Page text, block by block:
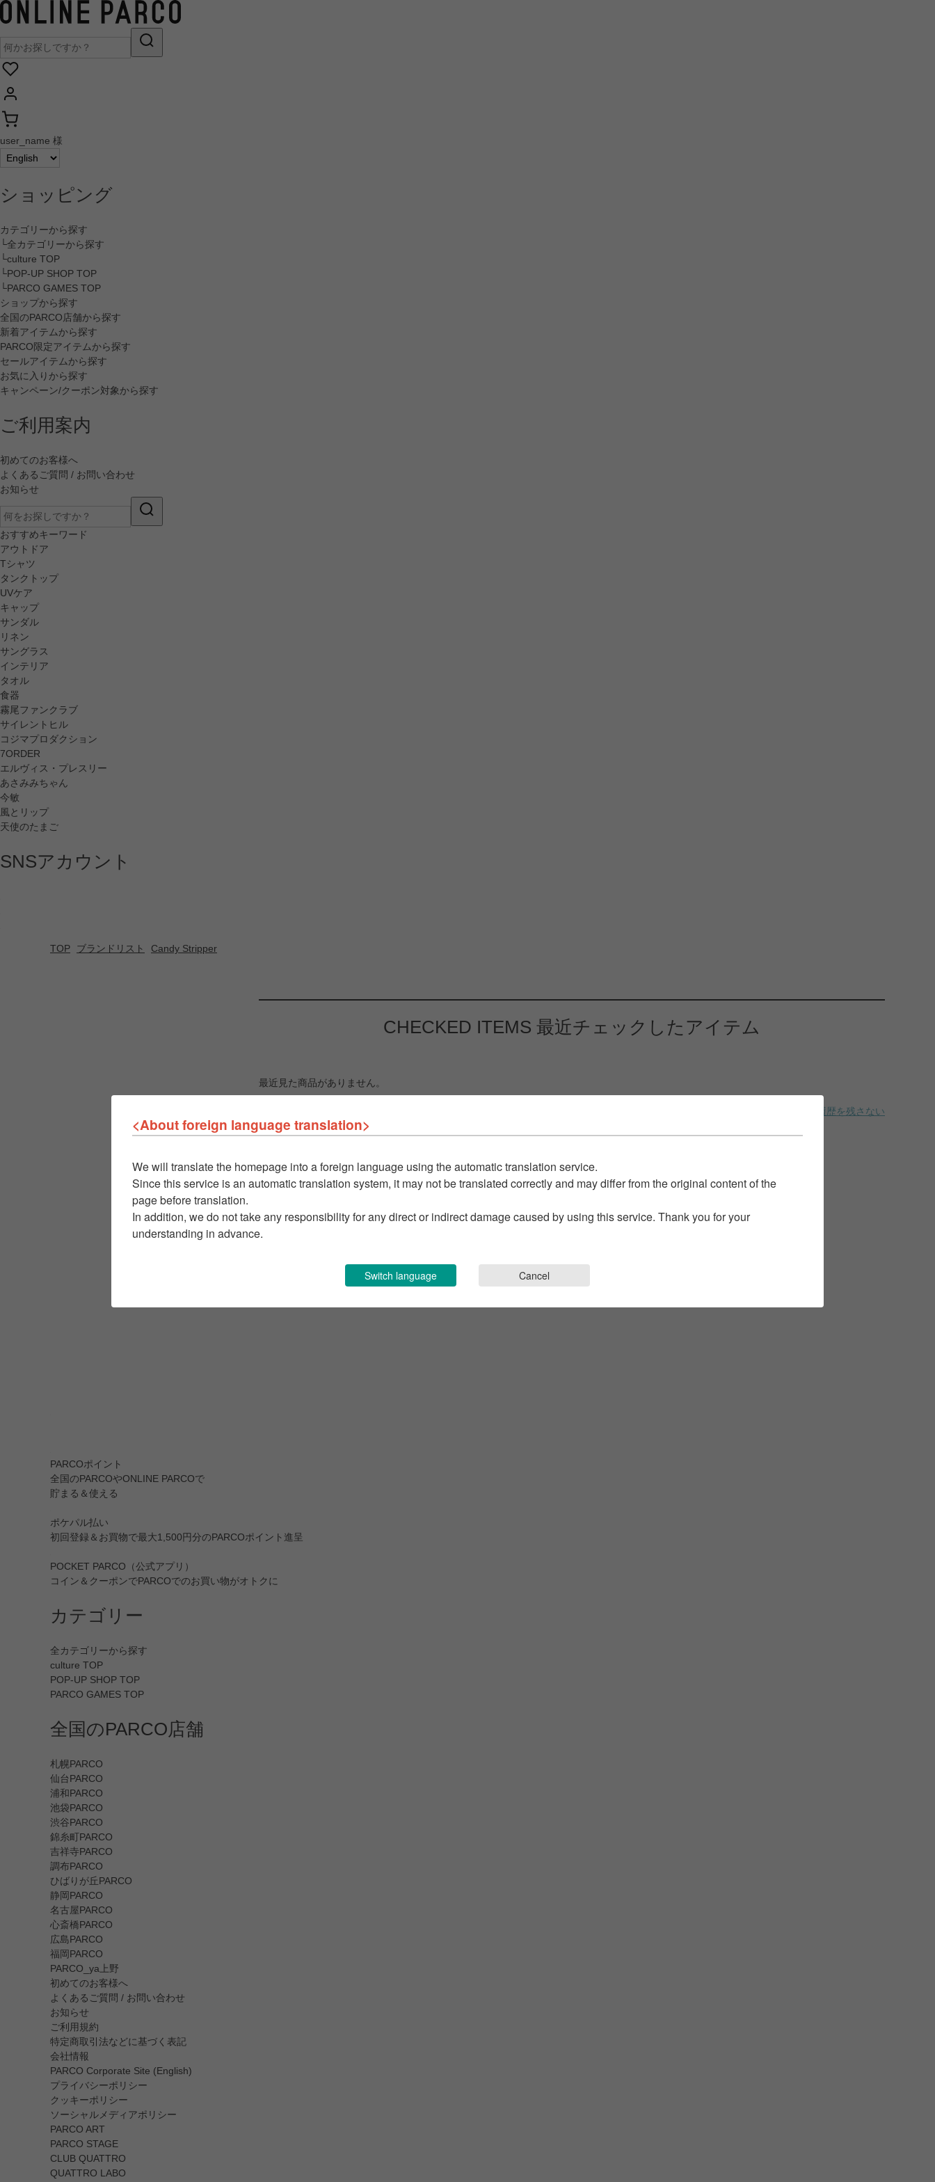
user_name 様
ショッピング
カテゴリーから探す
└全カテゴリーから探す
└culture TOP
└POP-UP SHOP TOP
└PARCO GAMES TOP
ショップから探す
全国のPARCO店舗から探す
新着アイテムから探す
PARCO限定アイテムから探す
セールアイテムから探す
お気に入りから探す
キャンペーン/クーポン対象から探す
ご利用案内
初めてのお客様へ
よくあるご質問 / お問い合わせ
お知らせ
おすすめキーワード
アウトドア
Tシャツ
タンクトップ
UVケア
キャップ
サンダル
リネン
サングラス
インテリア
タオル
食器
霧尾ファンクラブ
サイレントヒル
コジマプロダクション
7ORDER
エルヴィス・プレスリー
あさみみちゃん
今敏
風とリップ
天使のたまご
SNSアカウント
TOP ブランドリスト Candy Stripper
CHECKED ITEMS 最近チェックしたアイテム
最近見た商品がありません。
履歴を残さない
PARCOポイント
全国のPARCOやONLINE PARCOで
貯まる＆使える
ポケパル払い
初回登録＆お買物で最大1,500円分のPARCOポイント進呈
POCKET PARCO（公式アプリ）
コイン＆クーポンでPARCOでのお買い物がオトクに
カテゴリー
全カテゴリーから探す
culture TOP
POP-UP SHOP TOP
PARCO GAMES TOP
全国のPARCO店舗
札幌PARCO
仙台PARCO
浦和PARCO
池袋PARCO
渋谷PARCO
錦糸町PARCO
吉祥寺PARCO
調布PARCO
ひばりが丘PARCO
静岡PARCO
名古屋PARCO
心斎橋PARCO
広島PARCO
福岡PARCO
PARCO_ya上野
初めてのお客様へ
よくあるご質問 / お問い合わせ
お知らせ
ご利用規約
特定商取引法などに基づく表記
会社情報
PARCO Corporate Site (English)
プライバシーポリシー
クッキーポリシー
ソーシャルメディアポリシー
PARCO ART
PARCO STAGE
CLUB QUATTRO
QUATTRO LABO
<About foreign language translation>
We will translate the homepage into a foreign language using the automatic translation service.
Since this service is an automatic translation system, it may not be translated correctly and may differ from the original content of the
page before translation.
In addition, we do not take any responsibility for any direct or indirect damage caused by using this service. Thank you for your
understanding in advance.
Switch language Cancel